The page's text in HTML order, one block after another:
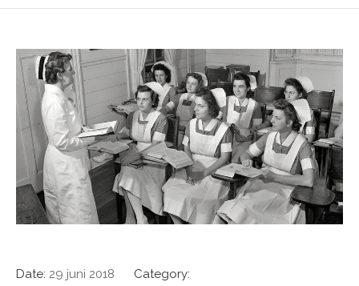
Date: 29 juni 2018 Category: